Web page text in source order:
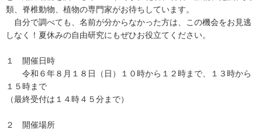
類、脊椎動物、植物の専門家がお待ちしています。
自分で調べても、名前が分からなかった方は、この機会をお見逃
しなく！夏休みの自由研究にもぜひお役立てください。
１ 開催日時
令和６年８月１８日（日）１０時から１２時まで、１３時から
１５時まで
（最終受付は１４時４５分まで）
２ 開催場所